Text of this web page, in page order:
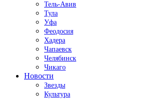
Тель-Авив
Тула
Уфа
Феодосия
Хадера
Чапаевск
Челябинск
Чикаго
Новости
Звезды
Культура